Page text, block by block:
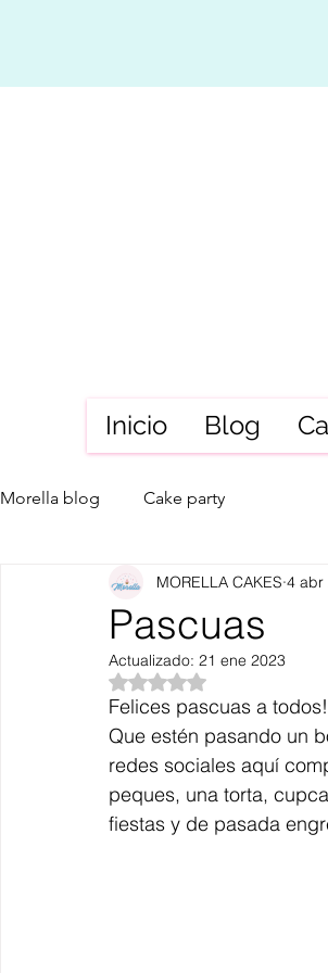
Morella blog Cake party
Pascuas
MORELLA CAKES 4 abr
Actualizado: 21 ene 2023
Obtuvo NaN de 5
Felices pascuas a
Que estén pasando un
redes sociales aquí
peques, una torta,
fiestas y de pasada
Inicio Blog